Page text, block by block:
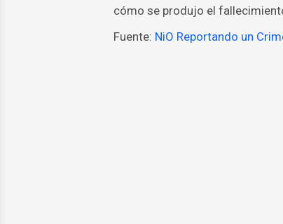
cómo se produjo el
Fuente: NiO Reportando un